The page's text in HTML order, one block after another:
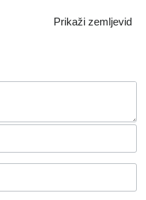
Prikaži zemljevid